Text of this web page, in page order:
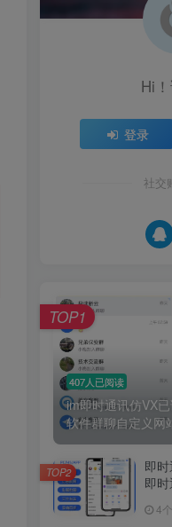
Hi
登录
社交
407人已阅读
im即时通讯仿VX
软件群聊自定义网
TOP1
即
即
4
TOP2